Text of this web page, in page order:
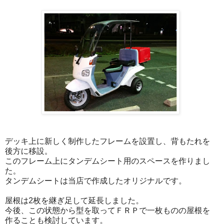
デッキ上に新しく制作したフレームを設置し、背もたれを
後方に移設。
このフレーム上にタンデムシート用のスペースを作りまし
た。
タンデムシートは当店で作成したオリジナルです。
屋根は2枚を継ぎ足して延長しました。
今後、この状態から型を取ってＦＲＰで一枚ものの屋根を
作ることも検討しています。